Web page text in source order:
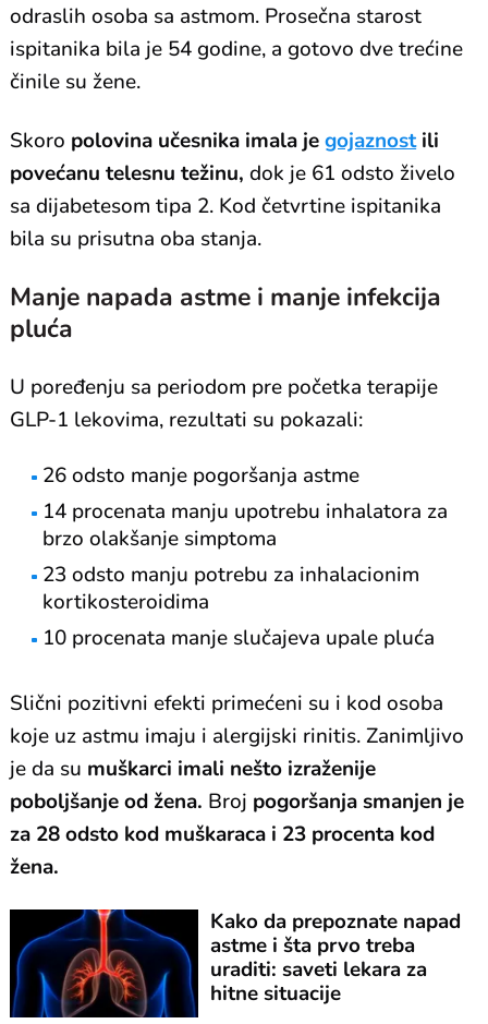
odraslih osoba sa astmom. Prosečna starost
ispitanika bila je 54 godine, a gotovo dve trećine
činile su žene.
Skoro polovina učesnika imala jegojaznostili
povećanu telesnu težinu, dok je 61 odsto živelo
sa dijabetesom tipa 2. Kod četvrtine ispitanika
bila su prisutna oba stanja.
Manje napada astme i manje infekcija
pluća
U poređenju sa periodom pre početka terapije
GLP-1 lekovima, rezultati su pokazali:
26 odsto manje pogoršanja astme
14 procenata manju upotrebu inhalatora za
brzo olakšanje simptoma
23 odsto manju potrebu za inhalacionim
kortikosteroidima
10 procenata manje slučajeva upale pluća
Slični pozitivni efekti primećeni su i kod osoba
koje uz astmu imaju i alergijski rinitis. Zanimljivo
je da su muškarci imali nešto izraženije
poboljšanje od žena. Broj pogoršanja smanjen je
za 28 odsto kod muškaraca i 23 procenta kod
žena.
Kako da prepoznate napad
astme i šta prvo treba
uraditi: saveti lekara za
hitne situacije